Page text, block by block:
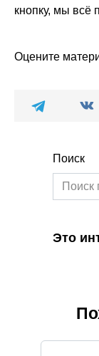
кнопку, мы всё
Оцените
Поиск
Это